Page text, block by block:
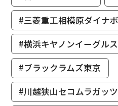
#三菱重工相模原ダイナ
#横浜キヤノンイーグルス
#ブラックラムズ東京
#川越狭山セコムラガッツ